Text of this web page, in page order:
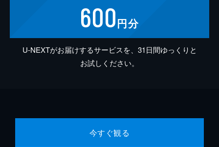
600円分
U-NEXTがお届けするサービスを、31日間ゆっくりと
お試しください。
今すぐ観る